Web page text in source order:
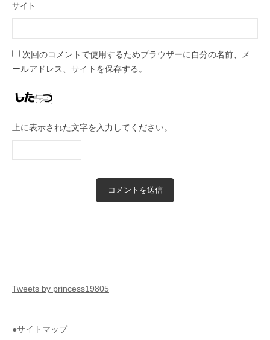
サイト
次回のコメントで使用するためブラウザーに自分の名前、メ
ールアドレス、サイトを保存する。
上に表示された文字を入力してください。
Tweets by princess19805
●サイトマップ